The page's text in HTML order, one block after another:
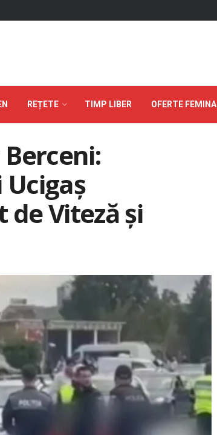
REȚETE TIMP LIBER OFERTE FEMINA
de Viteză și